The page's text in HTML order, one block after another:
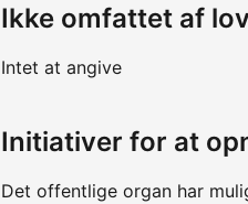
Ikke omfattet af
Intet at angive
Initiativer for at
Det offentlige organ har